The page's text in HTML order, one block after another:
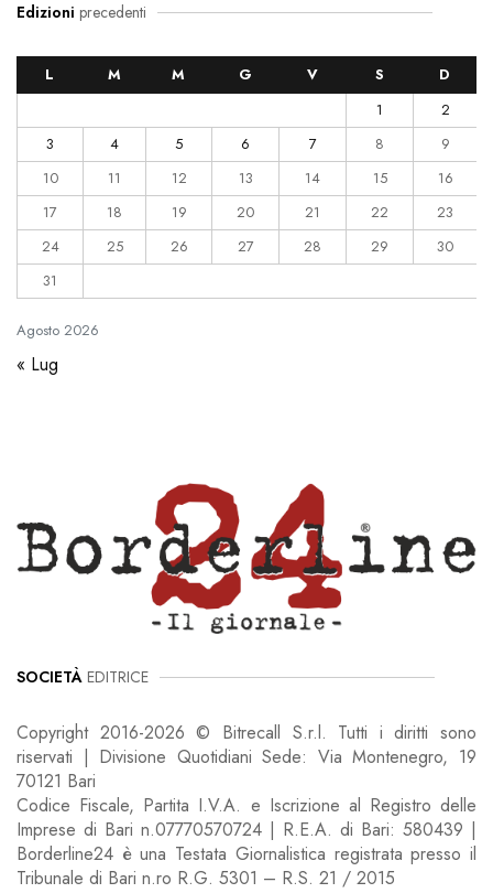
Edizioni precedenti
Agosto 2026
L M M G V S
D
1
2
3
4 5 6 7 8
9
10
11 12 13 14 15
16
17
18 19 20 21 22
23
24
25 26 27 28 29
30
31
« Lug
SOCIETÀ EDITRICE
Copyright 2016-2026 © Bitrecall S.r.l. Tutti i diritti sono
riservati | Divisione Quotidiani Sede: Via Montenegro, 19
70121 Bari
Codice Fiscale, Partita I.V.A. e Iscrizione al Registro delle
Imprese di Bari n.07770570724 | R.E.A. di Bari: 580439 |
Borderline24 è una Testata Giornalistica registrata presso il
Tribunale di Bari n.ro R.G. 5301 – R.S. 21 / 2015